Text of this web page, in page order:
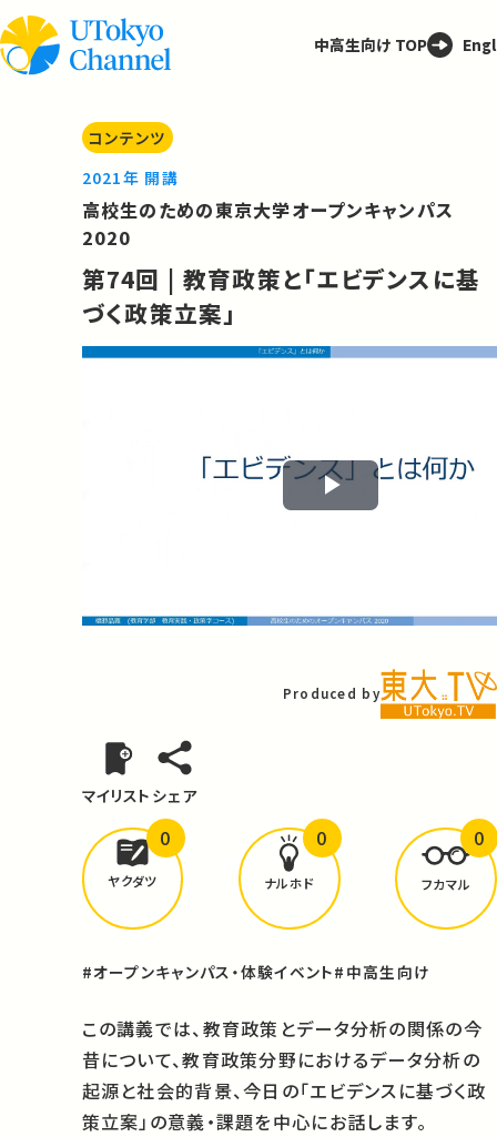
中高生向け TOP
コンテンツ
2021年 開講
高校生のための東京大学オープンキャンパス
2020
第74回 | 教育政策と「エビデンスに基
づく政策立案」
Play
Produced by
マイリスト シェア
どんな学びがありましたか？
ヤクダツ
0
ナルホド
0
フカマル
0
#オープンキャンパス・体験イベント#中高生向け
この講義では、教育政策とデータ分析の関係の今
昔について、教育政策分野におけるデータ分析の
起源と社会的背景、今日の「エビデンスに基づく政
策立案」の意義・課題を中心にお話します。